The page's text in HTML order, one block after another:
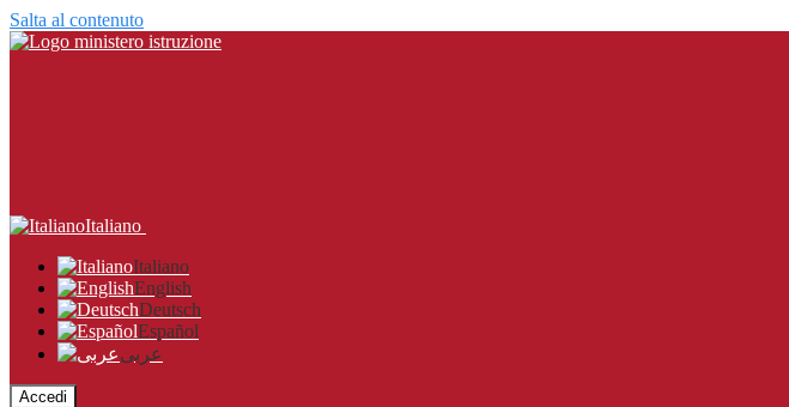
Salta al contenuto
Italiano
Italiano
English
Deutsch
Español
عربى
Accedi